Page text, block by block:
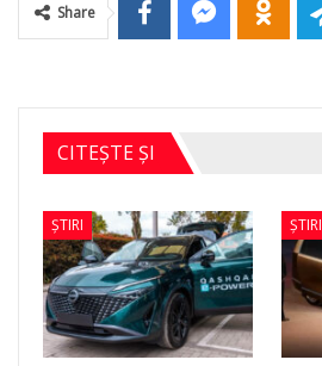
Share
CITEȘTE ȘI
ȘTIRI ȘTIRI